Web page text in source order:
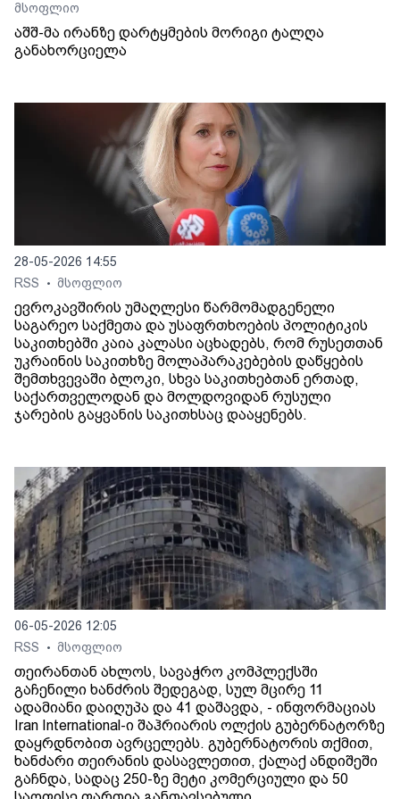
მსოფლიო
აშშ-მა ირანზე დარტყმების მორიგი ტალღა
განახორციელა
28-05-2026 14:55
RSS
• მსოფლიო
ევროკავშირის უმაღლესი წარმომადგენელი
საგარეო საქმეთა და უსაფრთხოების პოლიტიკის
საკითხებში კაია კალასი აცხადებს, რომ რუსეთთან
უკრაინის საკითხზე მოლაპარაკებების დაწყების
შემთხვევაში ბლოკი, სხვა საკითხებთან ერთად,
საქართველოდან და მოლდოვიდან რუსული
ჯარების გაყვანის საკითხსაც დააყენებს.
06-05-2026 12:05
RSS
• მსოფლიო
თეირანთან ახლოს, სავაჭრო კომპლექსში
გაჩენილი ხანძრის შედეგად, სულ მცირე 11
ადამიანი დაიღუპა და 41 დაშავდა, - ინფორმაციას
Iran International-ი შაჰრიარის ოლქის გუბერნატორზე
დაყრდნობით ავრცელებს. გუბერნატორის თქმით,
ხანძარი თეირანის დასავლეთით, ქალაქ ანდიშეში
გაჩნდა, სადაც 250-ზე მეტი კომერციული და 50